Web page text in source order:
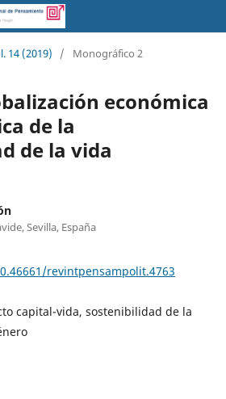
14 (2019) / Monográfico 2
económica
de la
de la vida
Sevilla, España
revintpensampolit.4763
capital-vida, sostenibilidad de la